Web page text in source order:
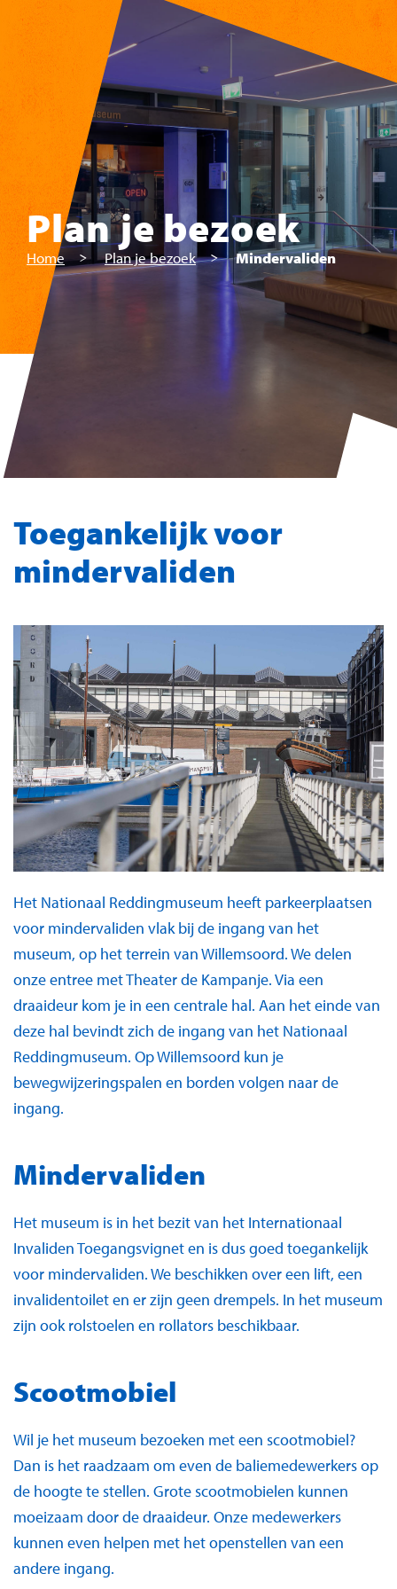
Skip to main content
Plan je bezoek
Home Plan je bezoek Mindervaliden
Toegankelijk voor
mindervaliden
Het Nationaal Reddingmuseum heeft parkeerplaatsen
voor mindervaliden vlak bij de ingang van het
museum, op het terrein van Willemsoord. We delen
onze entree met Theater de Kampanje. Via een
draaideur kom je in een centrale hal. Aan het einde van
deze hal bevindt zich de ingang van het Nationaal
Reddingmuseum. Op Willemsoord kun je
bewegwijzeringspalen en borden volgen naar de
ingang.
Mindervaliden
Het museum is in het bezit van het Internationaal
Invaliden Toegangsvignet en is dus goed toegankelijk
voor mindervaliden. We beschikken over een lift, een
invalidentoilet en er zijn geen drempels. In het museum
zijn ook rolstoelen en rollators beschikbaar.
Scootmobiel
Wil je het museum bezoeken met een scootmobiel?
Dan is het raadzaam om even de baliemedewerkers op
de hoogte te stellen. Grote scootmobielen kunnen
moeizaam door de draaideur. Onze medewerkers
kunnen even helpen met het openstellen van een
andere ingang.